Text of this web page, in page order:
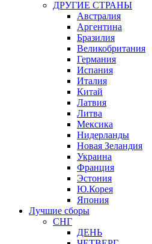
ДРУГИЕ СТРАНЫ
Австралия
Аргентина
Бразилия
Великобритания
Германия
Испания
Италия
Китай
Латвия
Литва
Мексика
Нидерланды
Новая Зеландия
Украина
Франция
Эстония
Ю.Корея
Япония
Лучшие сборы
СНГ
ДЕНЬ